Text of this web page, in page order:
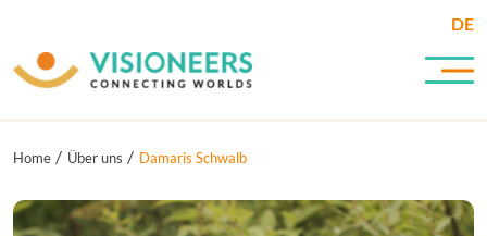
DE
Home Über uns Damaris Schwalb